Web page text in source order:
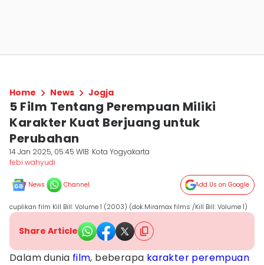
Home News Jogja
5 Film Tentang Perempuan Miliki
Karakter Kuat Berjuang untuk
Perubahan
14 Jan 2025, 05:45 WIB Kota Yogyakarta
febi wahyudi
News Channel Add Us on Google
cuplikan film Kill Bill: Volume 1 (2003) (dok.Miramax films /Kill Bill: Volume 1)
Share Article
Dalam dunia film, beberapa karakter perempuan